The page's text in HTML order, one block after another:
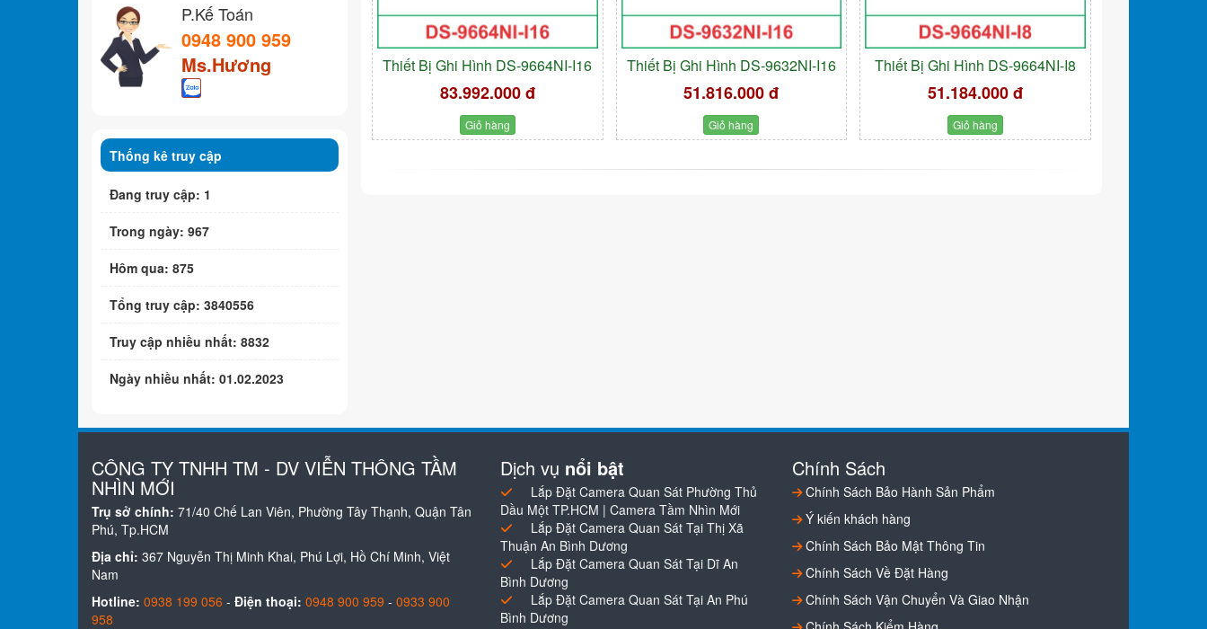
Thiết Bị Ghi Hình DS-9664NI-I16
83.992.000 đ
Giỏ hàng
Thiết Bị Ghi Hình DS-9632NI-I16
51.816.000 đ
Giỏ hàng
Thiết Bị Ghi Hình DS-9664NI-I8
51.184.000 đ
Giỏ hàng
P.Kế Toán
0948 900 959
Ms.Hương
Thống kê truy cập
Đang truy cập: 1
Trong ngày: 967
Hôm qua: 875
Tổng truy cập: 3840556
Truy cập nhiều nhất: 8832
Ngày nhiều nhất: 01.02.2023
CÔNG TY TNHH TM - DV VIỄN THÔNG TẦM
NHÌN MỚI
Trụ sở chính: 71/40 Chế Lan Viên, Phường Tây Thạnh, Quận Tân
Phú, Tp.HCM
Địa chỉ: 367 Nguyễn Thị Minh Khai, Phú Lợi, Hồ Chí Minh, Việt
Nam
Hotline: 0938 199 056 - Điện thoại: 0948 900 959 - 0933 900
958
Dịch vụ nổi bật
Lắp Đặt Camera Quan Sát Phường Thủ
Dầu Một TP.HCM | Camera Tầm Nhìn Mới
Lắp Đặt Camera Quan Sát Tại Thị Xã
Thuận An Bình Dương
Lắp Đặt Camera Quan Sát Tại Dĩ An
Bình Dương
Lắp Đặt Camera Quan Sát Tại An Phú
Bình Dương
Chính Sách
Chính Sách Bảo Hành Sản Phẩm
Ý kiến khách hàng
Chính Sách Bảo Mật Thông Tin
Chính Sách Về Đặt Hàng
Chính Sách Vận Chuyển Và Giao Nhận